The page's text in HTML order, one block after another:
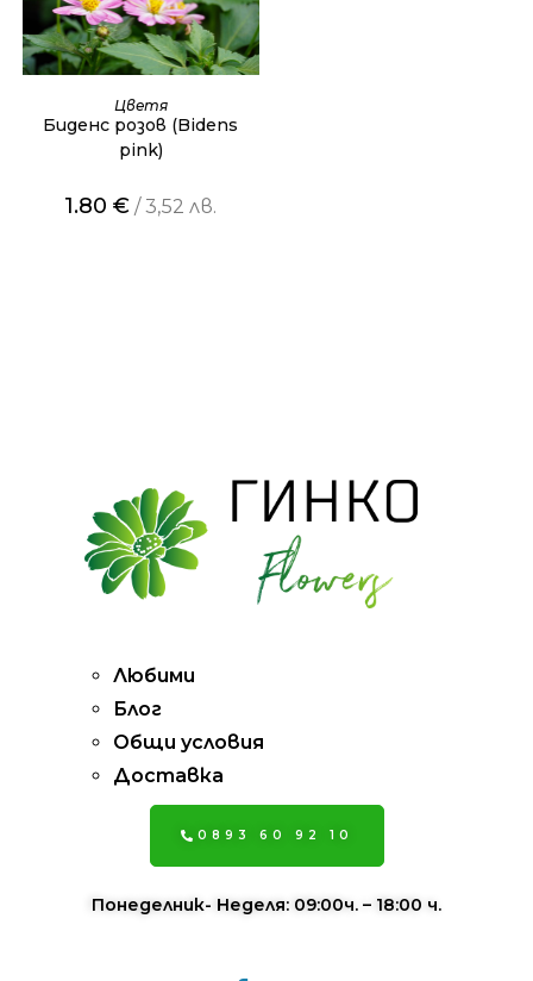
ОЩЕ
Цветя
Биденс розов (Bidens
pink)
1.80€ / 3,52 лв.
Любими
Блог
Общи условия
Доставка
0893 60 92 10
Понеделник- Неделя: 09:00ч. – 18:00 ч.